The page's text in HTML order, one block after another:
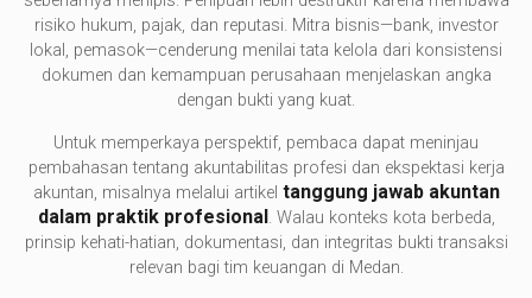
risiko hukum, pajak, dan reputasi. Mitra bisnis—bank, investor
lokal, pemasok—cenderung menilai tata kelola dari konsistensi
dokumen dan kemampuan perusahaan menjelaskan angka
dengan bukti yang kuat.
Untuk memperkaya perspektif, pembaca dapat meninjau
pembahasan tentang akuntabilitas profesi dan ekspektasi kerja
akuntan, misalnya melalui artikel tanggung jawab akuntan
dalam praktik profesional. Walau konteks kota berbeda,
prinsip kehati-hatian, dokumentasi, dan integritas bukti transaksi
relevan bagi tim keuangan di Medan.